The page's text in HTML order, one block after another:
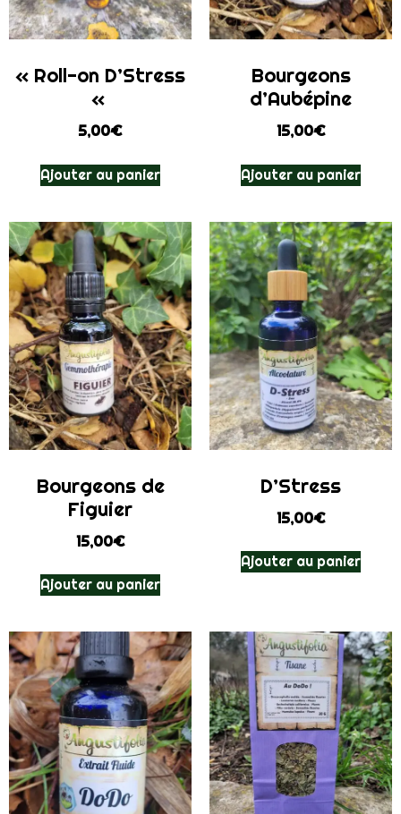
« Roll-on D’Stress
«
5,00€
Ajouter au panier
Bourgeons
d’Aubépine
15,00€
Ajouter au panier
Bourgeons de
Figuier
15,00€
Ajouter au panier
D’Stress
15,00€
Ajouter au panier